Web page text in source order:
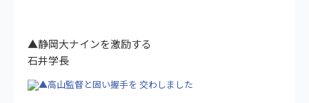
▲静岡大ナインを激励する
石井学長